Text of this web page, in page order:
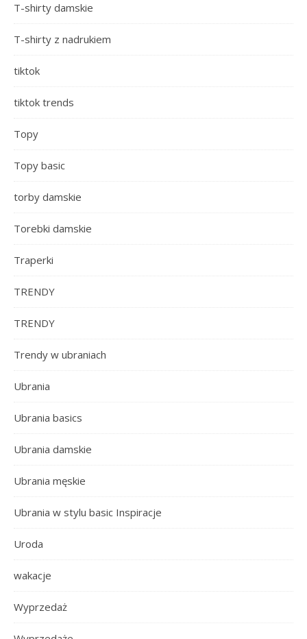
T-shirty damskie
T-shirty z nadrukiem
tiktok
tiktok trends
Topy
Topy basic
torby damskie
Torebki damskie
Traperki
TRENDY
TRENDY
Trendy w ubraniach
Ubrania
Ubrania basics
Ubrania damskie
Ubrania męskie
Ubrania w stylu basic Inspiracje
Uroda
wakacje
Wyprzedaż